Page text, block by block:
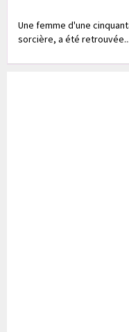
Une femme d'une
sorcière, a été